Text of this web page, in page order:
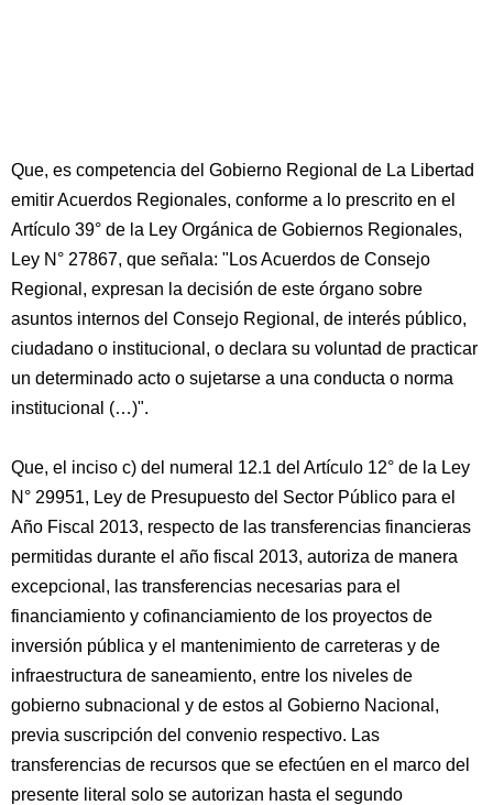
Que, es competencia del Gobierno Regional de La Libertad
emitir Acuerdos Regionales, conforme a lo prescrito en el
Artículo 39° de la Ley Orgánica de Gobiernos Regionales,
Ley N° 27867, que señala: "Los Acuerdos de Consejo
Regional, expresan la decisión de este órgano sobre
asuntos internos del Consejo Regional, de interés público,
ciudadano o institucional, o declara su voluntad de practicar
un determinado acto o sujetarse a una conducta o norma
institucional (…)".
Que, el inciso c) del numeral 12.1 del Artículo 12° de la Ley
N° 29951, Ley de Presupuesto del Sector Público para el
Año Fiscal 2013, respecto de las transferencias financieras
permitidas durante el año fiscal 2013, autoriza de manera
excepcional, las transferencias necesarias para el
financiamiento y cofinanciamiento de los proyectos de
inversión pública y el mantenimiento de carreteras y de
infraestructura de saneamiento, entre los niveles de
gobierno subnacional y de estos al Gobierno Nacional,
previa suscripción del convenio respectivo. Las
transferencias de recursos que se efectúen en el marco del
presente literal solo se autorizan hasta el segundo